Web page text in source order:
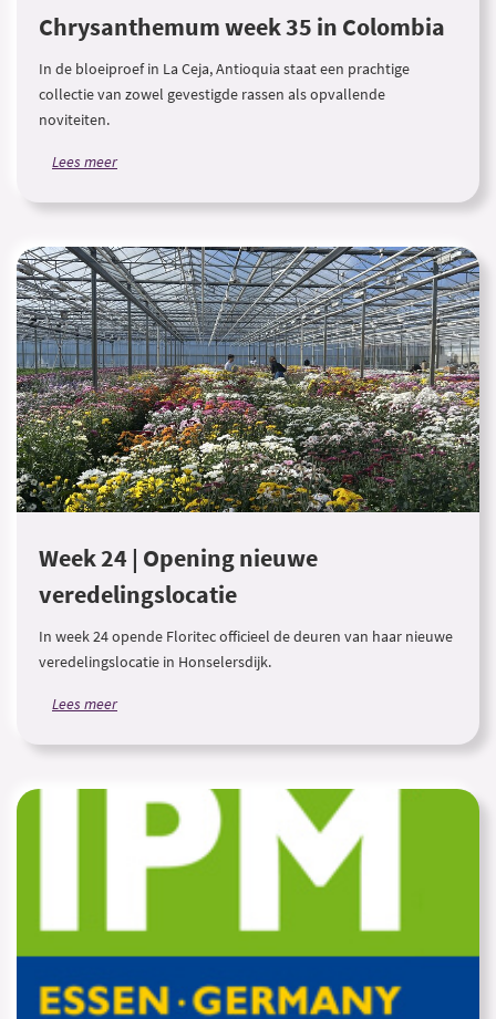
Chrysanthemum week 35 in Colombia
In de bloeiproef in La Ceja, Antioquia staat een prachtige
collectie van zowel gevestigde rassen als opvallende
noviteiten.
Lees meer
Week 24 | Opening nieuwe
veredelingslocatie
In week 24 opende Floritec officieel de deuren van haar nieuwe
veredelingslocatie in Honselersdijk.
Lees meer